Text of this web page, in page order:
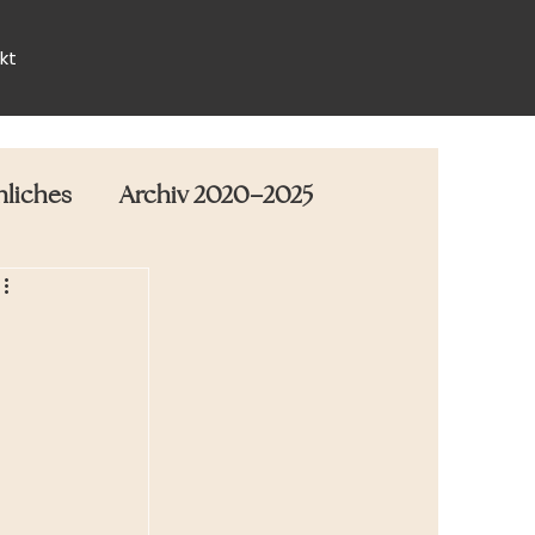
Archiv 2020–2025